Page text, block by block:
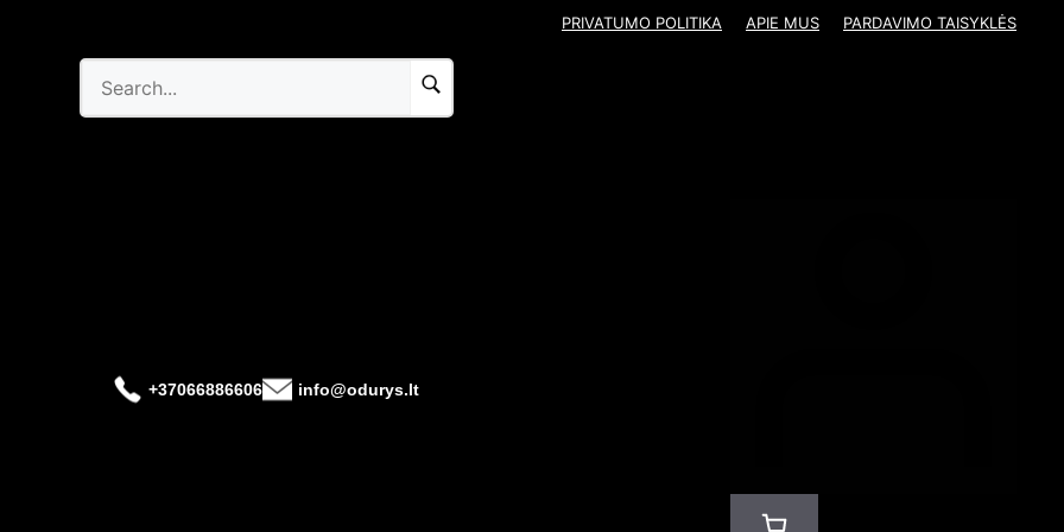
PRIVATUMO POLITIKA APIE MUS PARDAVIMO TAISYKLĖS
+37066886606 info@odurys.lt